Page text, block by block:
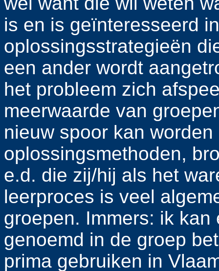
is en is geïnteresseerd
oplossingsstrategieën
een ander wordt
het probleem zich
meerwaarde van
nieuw spoor kan
oplossingsmethoden,
e.d. die zij/hij als het
leerproces is veel
groepen. Immers: ik
genoemd in de groep
prima gebruiken in